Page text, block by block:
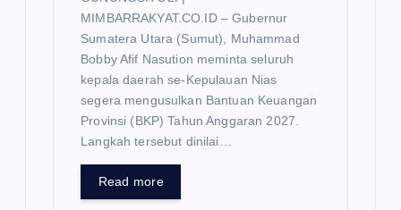
MIMBARRAKYAT.CO.ID – Gubernur
Sumatera Utara (Sumut), Muhammad
Bobby Afif Nasution meminta seluruh
kepala daerah se-Kepulauan Nias
segera mengusulkan Bantuan Keuangan
Provinsi (BKP) Tahun Anggaran 2027.
Langkah tersebut dinilai…
Read more